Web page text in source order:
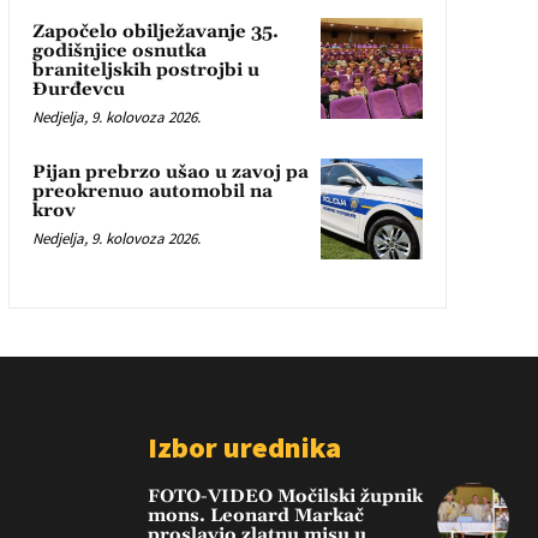
Započelo obilježavanje 35.
godišnjice osnutka
braniteljskih postrojbi u
Đurđevcu
Nedjelja, 9. kolovoza 2026.
Pijan prebrzo ušao u zavoj pa
preokrenuo automobil na
krov
Nedjelja, 9. kolovoza 2026.
Izbor urednika
FOTO-VIDEO Močilski župnik
mons. Leonard Markač